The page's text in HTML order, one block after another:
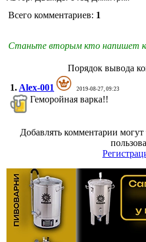
Всего комментариев: 1
Станьте вторым кто напишет
Порядок вывода
1. Alex-001 2019-08-27, 09:23
Геморойная варка!!
Добавлять комментарии